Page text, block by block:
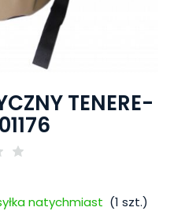
TENERE-
natychmiast (1 szt.)